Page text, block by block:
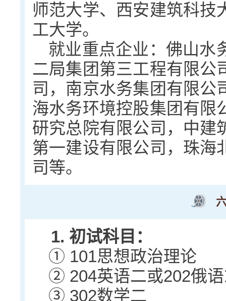
师范大学、西安建筑科技
工大学。
就业重点企业：佛山水
二局集团第三工程有限公
司，南京水务集团有限公
海水务环境控股集团有限
研究总院有限公司，中建
第一建设有限公司，珠海
司等。
1. 初试科目：
① 101思想政治理论
② 204英语二或202俄
③ 302数学二